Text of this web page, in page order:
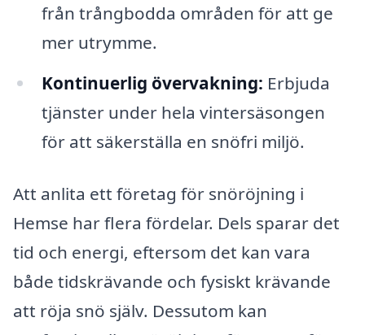
från trångbodda områden för att ge
mer utrymme.
Kontinuerlig övervakning: Erbjuda
tjänster under hela vintersäsongen
för att säkerställa en snöfri miljö.
Att anlita ett företag för snöröjning i
Hemse har flera fördelar. Dels sparar det
tid och energi, eftersom det kan vara
både tidskrävande och fysiskt krävande
att röja snö själv. Dessutom kan